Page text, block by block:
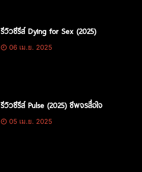
รีวิวซีรีส์ Dying for Sex (2025)
06 เม.ย. 2025
รีวิวซีรีส์ Pulse (2025) ชีพจรสื่อใจ
05 เม.ย. 2025